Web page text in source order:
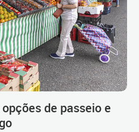
de passeio e